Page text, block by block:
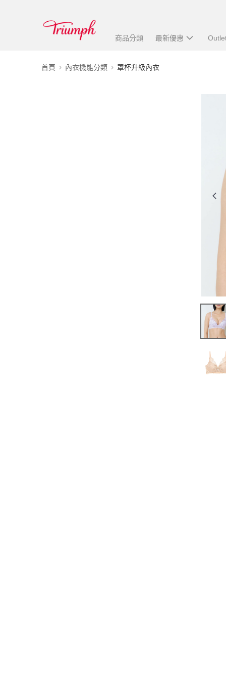
商品分類 最新優惠
首頁 內衣機能分類 罩杯升級內衣